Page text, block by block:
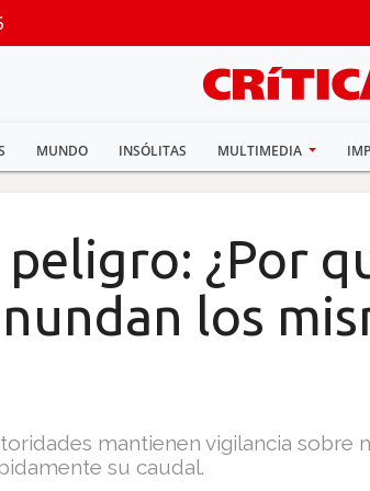
MUNDO INSÓLITAS MULTIMEDIA
¿Por
los
mantienen vigilancia sobre
su caudal.